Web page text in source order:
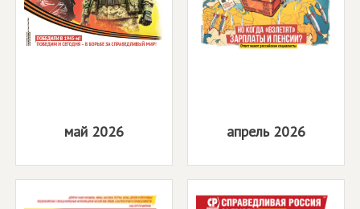
май 2026 апрель 2026